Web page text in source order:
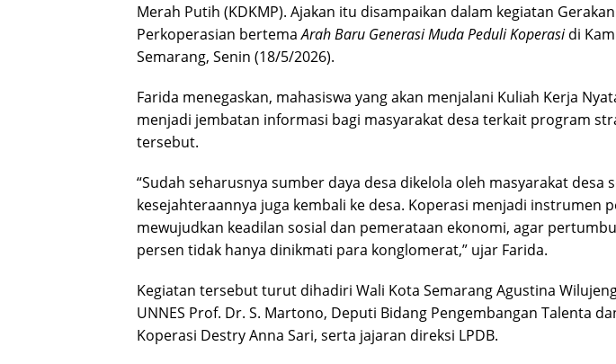
Merah Putih (KDKMP). Ajakan itu disampaikan dalam kegiatan
Perkoperasian bertemaArah Baru Generasi Muda Peduli Koperasidi
Semarang, Senin (18/5/2026).
Farida menegaskan, mahasiswa yang akan menjalani Kuliah Kerja
menjadi jembatan informasi bagi masyarakat desa terkait program
tersebut.
“Sudah seharusnya sumber daya desa dikelola oleh masyarakat desa
kesejahteraannya juga kembali ke desa. Koperasi menjadi instrumen
mewujudkan keadilan sosial dan pemerataan ekonomi, agar
persen tidak hanya dinikmati para konglomerat,” ujar Farida.
Kegiatan tersebut turut dihadiri Wali Kota Semarang Agustina
UNNES Prof. Dr. S. Martono, Deputi Bidang Pengembangan Talenta
Koperasi Destry Anna Sari, serta jajaran direksi LPDB.